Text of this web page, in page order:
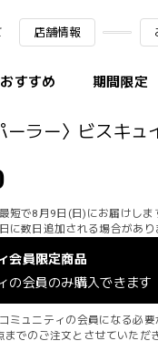
店舗情報
おすすめ 期間限定
ーラー〉ビスキ
短で8月9日(日)にお届けしま
に数日追加される場合があり
会員限定商品
の会員のみ購入できます
ミュニティの会員になる必要
でのご注文とさせていただ